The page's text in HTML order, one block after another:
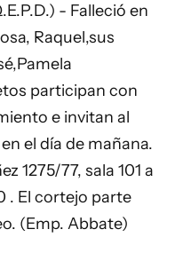
- Falleció en
Raquel,sus
participan con
e invitan al
el día de mañana.
1275/77, sala 101 a
. El cortejo parte
(Emp. Abbate)